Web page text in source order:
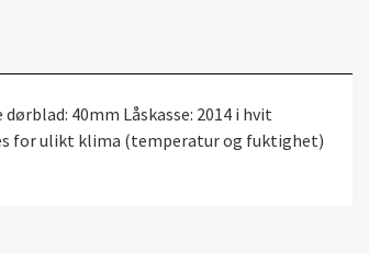
40mm Låskasse: 2014 i hvit
for ulikt klima (temperatur og fuktighet)